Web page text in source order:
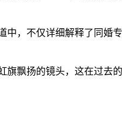
中，不仅详细解释了同婚
旗飘扬的镜头，这在过去